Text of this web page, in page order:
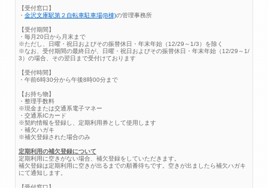
【受付窓口】
・ 金沢文庫駅第２自転車駐車場(B棟)の管理事務所
【受付期間】
・毎月20日から月末まで
※ただし、日曜・祝日およびその振替休日・年末年始（12/29～1/3）を除く
※なお、受付期間の最終日が、日曜・祝日およびその振替休日・年末年始（12/29～1/
3）の場合、その翌日まで受付けております
【受付時間】
・午前6時30分から午後8時00分まで
【お持ち物】
・整理手数料
※現金または交通系電子マネー
・交通系ICカード
※契約情報を登録し、定期利用券として使用します
・補欠ハガキ
※補欠登録された場合のみ
定期利用の補欠登録について
定期利用に空きがない場合、補欠登録をしていただきます。
補欠登録は定期利用に空きが出るまでの順番待ちです。空きが出ましたら補欠ハガキ
にて通知します。